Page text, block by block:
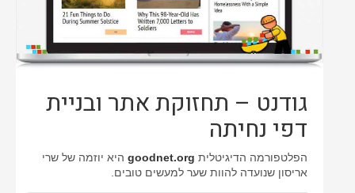
גודנט – תחזוקת אתר ובניית
דפי נחיתה
הפלטפורמה הדיגיטלית goodnet.org היא יוזמה של שרי
אריסון שנועדה להוות שער למעשים טובים.